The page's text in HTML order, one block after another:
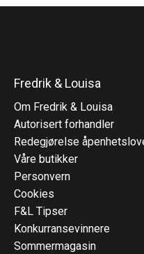
Fredrik & Louisa
Om Fredrik & Louisa
Autorisert forhandler
Redegjørelse
Våre butikker
Personvern
Cookies
F&L Tipser
Konkurransevinnere
Sommermagasin